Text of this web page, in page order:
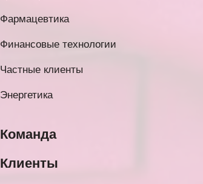
Фармацевтика
Финансовые технологии
Частные клиенты
Энергетика
Команда
Клиенты